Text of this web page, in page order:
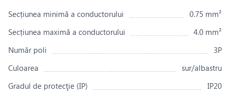
Secțiunea minimă a conductorului
0.75 mm²
Secțiunea maximă a conductorului
4.0 mm²
Număr poli
3P
Culoarea
sur/albastru
Gradul de protecţie (IP)
IP20